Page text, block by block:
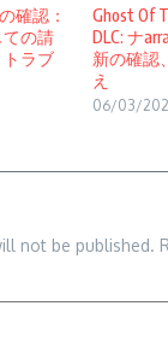
確認：
の請
ラブ
Ghost Of
DLC: ナ
新の確認
え
06/03/
not be published.